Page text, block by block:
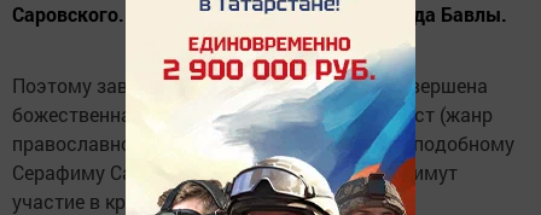
Саровского. В его честь освящён храм города Бавлы.
Поэтому завтра в 9 часов в храме будет совершена
божественная литургия, а перед ней - акафист (жанр
православной церковной гимнографии) преподобному
Серафиму Саровскому. Затем верующие примут
участие в крестном ходе вокруг храма.